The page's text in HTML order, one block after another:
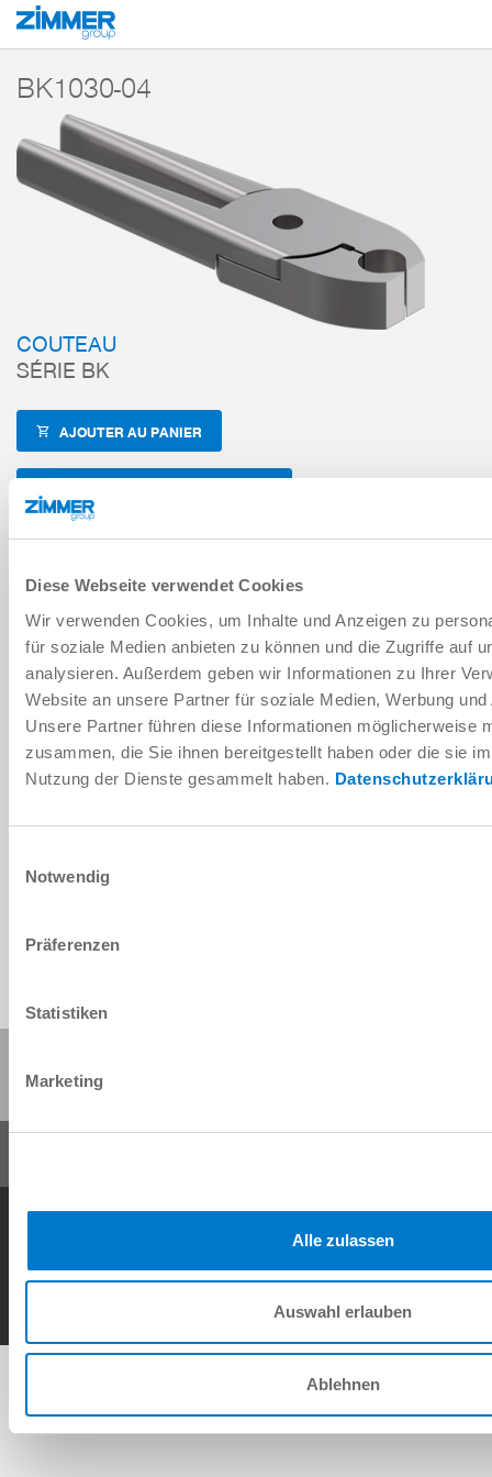
Diese Webseite verwendet Cookies
Wir verwenden Cookies, um Inhalte und Anzeigen zu
für soziale Medien anbieten zu können und die Zugriffe auf
analysieren. Außerdem geben wir Informationen zu Ihrer
Website an unsere Partner für soziale Medien, Werbung
Unsere Partner führen diese Informationen möglicherweise
zusammen, die Sie ihnen bereitgestellt haben oder die sie
Nutzung der Dienste gesammelt haben.
Notwendig
Präferenzen
Statistiken
Marketing
Alle zulassen
Auswahl erlauben
Ablehnen
Démarrage Produits
BK1030-04
COUTEAU
SÉRIE BK
AJOUTER AU PANIER
Données techniques
TÉLÉCHARGEMENTS
Télécharger les données de CAO
Conditions générales de vente Protection des données
Mentions légales
Copyright © ZIMMER GROUP 2026